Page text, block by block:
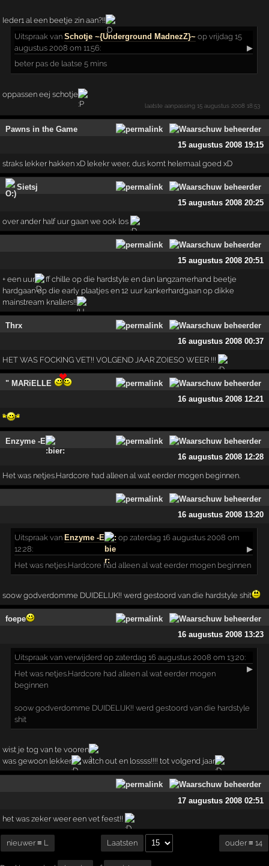
Ieder1 al een beetje zin aan?!!
Uitspraak vanSchotje ~{Underground MadnezZ}~ op vrijdag 15
augustus 2008 om 11:56:
▶
beter pas de laatse 5 mins
oppassen eej schotje
laatste aanpassing15 augustus 2008 18:53
Pawns in the Game
15 augustus 2008 19:15
straks lekker hakken xD lekekr weer, dus komt helemaal goed xD
Sietsj
15 augustus 2008 20:25
over ander half uur gaan we ook los
15 augustus 2008 20:51
+ een uur
ff chille op die hardstyle en dan langzamerhand beetje
hardgaan op die early plaatjes en 12 uur kankerhardgaan op dikke
mainstream knallers!!
Thrx
16 augustus 2008 00:37
HET WAS FOCKING VET!! VOLGEND JAAR ZOIESO WEER !!!
" MARiELLE
16 augustus 2008 12:21
Enzyme -E
16 augustus 2008 12:28
Het was netjes.Hardcore had alleen al wat eerder mogen beginnen.
16 augustus 2008 13:20
Uitspraak van Enzyme -E
op zaterdag 16 augustus 2008 om
12:28:
▶
Het was netjes.Hardcore had alleen al wat eerder mogen beginnen
soow godverdomme DUIDELIJK!! werd gestoord van die hardstyle shit
foepe
16 augustus 2008 13:23
Uitspraak van verwijderd op zaterdag 16 augustus 2008 om 13:20:
▶
Het was netjes.Hardcore had alleen al wat eerder mogen
beginnen
soow godverdomme DUIDELIJK!! werd gestoord van die hardstyle
shit
wist je tog van te vooren
was gewoon lekker
watch out en lossss!!!! tot volgend jaar
17 augustus 2008 02:51
het was zeker weer een vet feest!!
nieuwer ≡ L Laatsten ouder ≡ 14